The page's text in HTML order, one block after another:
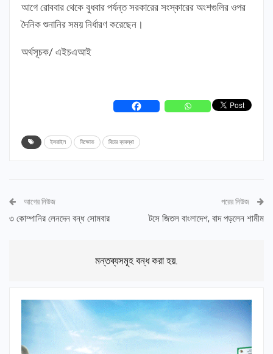
আগে রোববার থেকে বুধবার পর্যন্ত সরকারের সংস্কারের অংশগুলির ওপর
দৈনিক শুনানির সময় নির্ধারণ করেছেন।
অর্থসূচক/ এইচএআই
ইসরাইল বিক্ষোভ বিচার ব্যবস্থা
আগের নিউজ
৩ কোম্পানির লেনদেন বন্ধ সোমবার
পরের নিউজ
টসে জিতল বাংলাদেশ, বাদ পড়লেন শামীম
মন্তব্যসমূহ বন্ধ করা হয়.